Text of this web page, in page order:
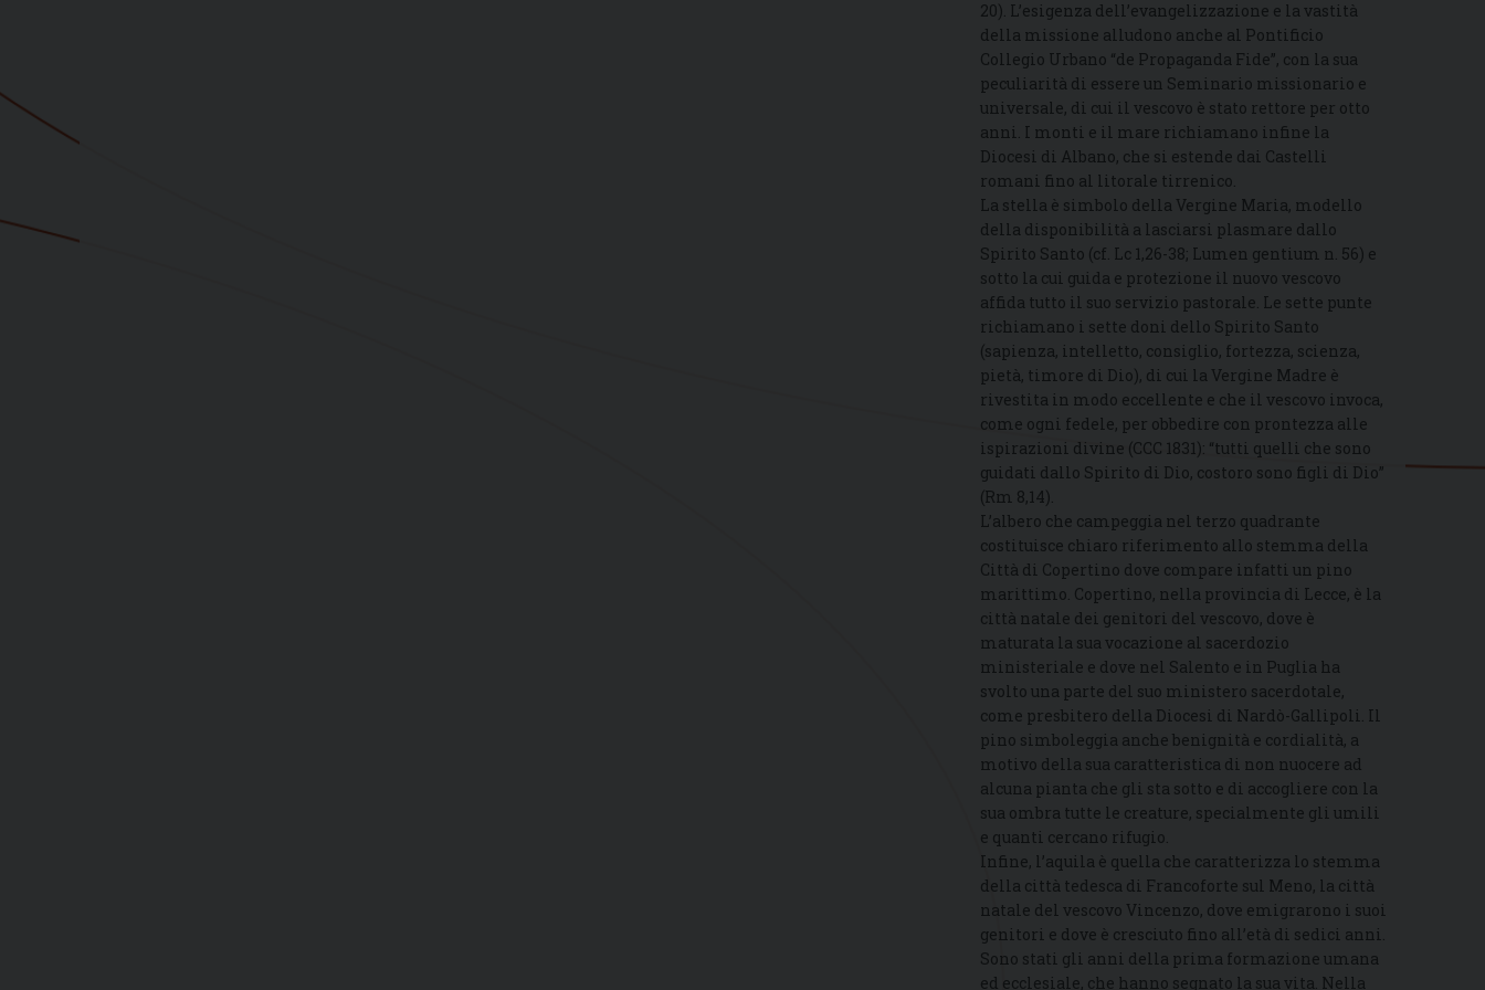
20). L’esigenza dell’evangelizzazione e la vastità
della missione alludono anche al Pontificio
Collegio Urbano “de Propaganda Fide”, con la sua
peculiarità di essere un Seminario missionario e
universale, di cui il vescovo è stato rettore per otto
anni. I monti e il mare richiamano infine la
Diocesi di Albano, che si estende dai Castelli
romani fino al litorale tirrenico.
La stella è simbolo della Vergine Maria, modello
della disponibilità a lasciarsi plasmare dallo
Spirito Santo (cf. Lc 1,26-38; Lumen gentium n. 56) e
sotto la cui guida e protezione il nuovo vescovo
affida tutto il suo servizio pastorale. Le sette punte
richiamano i sette doni dello Spirito Santo
(sapienza, intelletto, consiglio, fortezza, scienza,
pietà, timore di Dio), di cui la Vergine Madre è
rivestita in modo eccellente e che il vescovo invoca,
come ogni fedele, per obbedire con prontezza alle
ispirazioni divine (CCC 1831): “tutti quelli che sono
guidati dallo Spirito di Dio, costoro sono figli di Dio”
(Rm 8,14).
L’albero che campeggia nel terzo quadrante
costituisce chiaro riferimento allo stemma della
Città di Copertino dove compare infatti un pino
marittimo. Copertino, nella provincia di Lecce, è la
città natale dei genitori del vescovo, dove è
maturata la sua vocazione al sacerdozio
ministeriale e dove nel Salento e in Puglia ha
svolto una parte del suo ministero sacerdotale,
come presbitero della Diocesi di Nardò-Gallipoli. Il
pino simboleggia anche benignità e cordialità, a
motivo della sua caratteristica di non nuocere ad
alcuna pianta che gli sta sotto e di accogliere con la
sua ombra tutte le creature, specialmente gli umili
e quanti cercano rifugio.
Infine, l’aquila è quella che caratterizza lo stemma
della città tedesca di Francoforte sul Meno, la città
natale del vescovo Vincenzo, dove emigrarono i suoi
genitori e dove è cresciuto fino all’età di sedici anni.
Sono stati gli anni della prima formazione umana
ed ecclesiale, che hanno segnato la sua vita. Nella